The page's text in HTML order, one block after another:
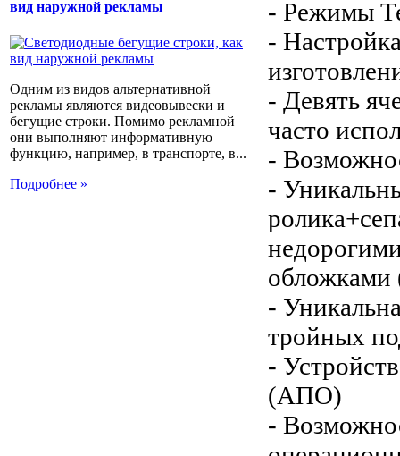
вид наружной рекламы
Одним из видов альтернативной
рекламы являются видеовывески и
бегущие строки. Помимо рекламной
они выполняют информативную
функцию, например, в транспорте, в...
Подробнее »
- Режимы
-
- Девять
часто
-
-
обложками
-
тройных
-
(АПО)
-